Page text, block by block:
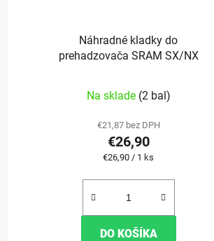
Náhradné kladky do
prehadzovača SRAM SX/NX
Na sklade (2 bal)
€21,87 bez DPH
€26,90
Jednotková cena:
€26,90 / 1 ks
DO KOŠÍKA